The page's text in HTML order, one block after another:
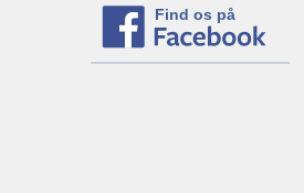
Find os på